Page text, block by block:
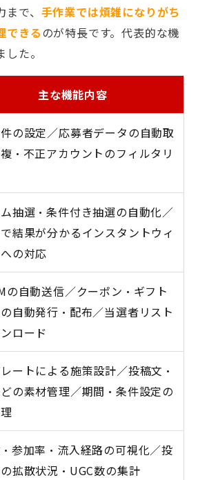
で、 手作業では煩雑になりがち
できる のが特長です。代表的な機
た。
主な機能内容
の設定／応募者データの自動取
・不正アカウントのフィルタリ
抽選・条件付き抽選の自動化／
結果が分かるインスタントウィ
の対応
の自動送信／クーポン・ギフト
自動発行・配布／当選者リスト
ロード
ートによる施策設計／投稿文・
の素材管理／期間・条件設定の
参加率・流入経路の可視化／投
拡散状況・UGC数の集計